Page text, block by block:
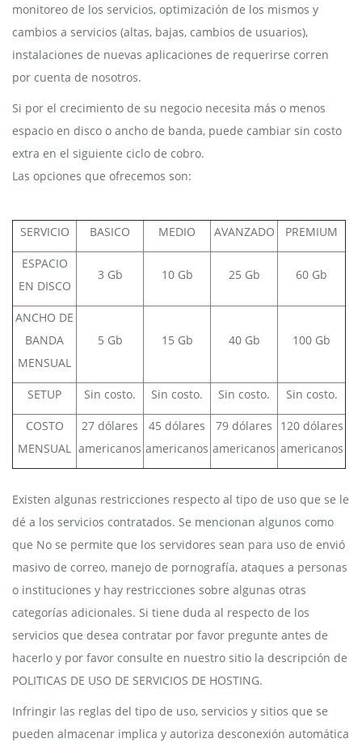
monitoreo de los servicios, optimización de los mismos y
cambios a servicios (altas, bajas, cambios de usuarios),
instalaciones de nuevas aplicaciones de requerirse corren
por cuenta de nosotros.
Si por el crecimiento de su negocio necesita más o menos
espacio en disco o ancho de banda, puede cambiar sin costo
extra en el siguiente ciclo de cobro.
Las opciones que ofrecemos son:
SERVICIO BASICO MEDIO AVANZADO PREMIUM
ESPACIO
EN DISCO
3 Gb 10 Gb 25 Gb 60 Gb
ANCHO DE
BANDA
MENSUAL
5 Gb 15 Gb 40 Gb 100 Gb
SETUP Sin costo. Sin costo. Sin costo. Sin costo.
COSTO
MENSUAL
27 dólares
americanos
45 dólares
americanos
79 dólares
americanos
120 dólares
americanos
Existen algunas restricciones respecto al tipo de uso que se le
dé a los servicios contratados. Se mencionan algunos como
que No se permite que los servidores sean para uso de envió
masivo de correo, manejo de pornografía, ataques a personas
o instituciones y hay restricciones sobre algunas otras
categorías adicionales. Si tiene duda al respecto de los
servicios que desea contratar por favor pregunte antes de
hacerlo y por favor consulte en nuestro sitio la descripción de
POLITICAS DE USO DE SERVICIOS DE HOSTING.
Infringir las reglas del tipo de uso, servicios y sitios que se
pueden almacenar implica y autoriza desconexión automática